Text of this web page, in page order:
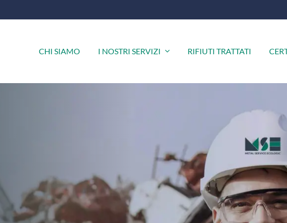
CHI SIAMO I NOSTRI SERVIZI RIFIUTI TRATTATI